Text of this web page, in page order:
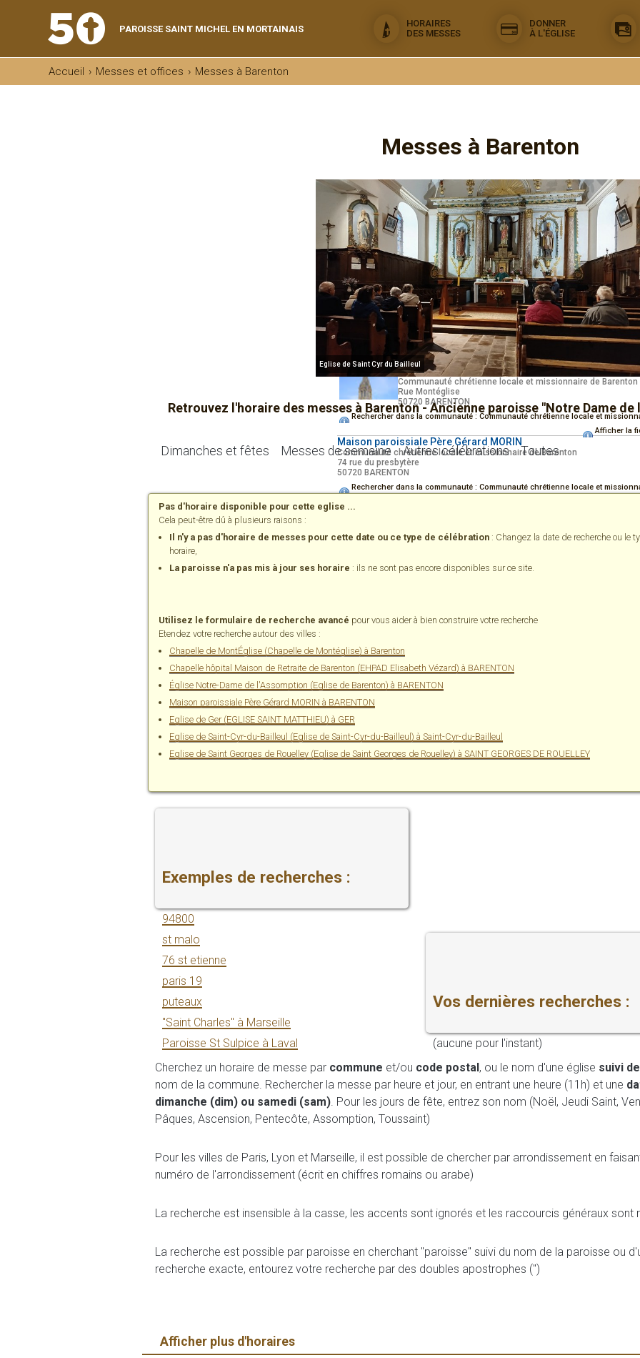
navigation
PAROISSE SAINT MICHEL EN MORTAINAIS
HORAIRES
DES MESSES
DONNER
À L'ÉGLISE
Accueil › Messes et offices › Messes à Barenton
Messes à Barenton
Eglise de Saint Cyr du Bailleul
Retrouvez l'horaire des messes à Barenton - Ancienne paroisse "Notre Dame
Dimanches et fêtes Messes de semaine Autres célébrations Toutes
Pas d'horaire disponible pour cette eglise ...
Cela peut-être dû à plusieurs raisons :
Il n'y a pas d'horaire de messes pour cette date ou ce type de célébration : Changez la date de recherche ou le
horaire,
La paroisse n'a pas mis à jour ses horaire : ils ne sont pas encore disponibles sur ce site.
Utilisez le formulaire de recherche avancé pour vous aider à bien construire votre recherche
Etendez votre recherche autour des villes :
Chapelle de MontÉglise (Chapelle de Montéglise) à Barenton
Chapelle hôpital Maison de Retraite de Barenton (EHPAD Elisabeth Vézard) à BARENTON
Église Notre-Dame de l'Assomption (Eglise de Barenton) à BARENTON
Maison paroissiale Père Gérard MORIN à BARENTON
Eglise de Ger (EGLISE SAINT MATTHIEU) à GER
Eglise de Saint-Cyr-du-Bailleul (Eglise de Saint-Cyr-du-Bailleul) à Saint-Cyr-du-Bailleul
Eglise de Saint Georges de Rouelley (Eglise de Saint Georges de Rouelley) à SAINT GEORGES DE ROUELLEY
Exemples de recherches :
94800
st malo
76 st etienne
paris 19
puteaux
"Saint Charles" à Marseille
Paroisse St Sulpice à Laval
Vos dernières recherches :
(aucune pour l'instant)
Cherchez un horaire de messe par commune et/ou code postal, ou le nom d'une église suivi
nom de la commune. Rechercher la messe par heure et jour, en entrant une heure (11h) et une
dimanche (dim) ou samedi (sam) . Pour les jours de fête, entrez son nom (Noël, Jeudi Saint,
Pâques, Ascension, Pentecôte, Assomption, Toussaint)
Pour les villes de Paris, Lyon et Marseille, il est possible de chercher par arrondissement en
numéro de l'arrondissement (écrit en chiffres romains ou arabe)
La recherche est insensible à la casse, les accents sont ignorés et les raccourcis généraux sont
La recherche est possible par paroisse en cherchant "paroisse" suivi du nom de la paroisse ou
recherche exacte, entourez votre recherche par des doubles apostrophes (")
Afficher plus d'horaires
Lancez une recherche autour :
Chapelle de MontÉglise (Chapelle de Montéglise)
Communauté chrétienne locale et missionnaire de Barenton
377 rue de Montéglise
50720 Barenton
Rechercher dans la communauté : Communauté chrétienne locale et
Afficher la
Chapelle hôpital Maison de Retraite de
Barenton (EHPAD Elisabeth Vézard)
Communauté chrétienne locale et missionnaire de Barenton
162 rue de montéglise
50720 BARENTON
Rechercher dans la communauté : Communauté chrétienne locale et
Afficher la
Église Notre-Dame de l'Assomption
(Eglise de Barenton)
Communauté chrétienne locale et missionnaire de Barenton
Rue Montéglise
50720 BARENTON
Rechercher dans la communauté : Communauté chrétienne locale et
Afficher la
Maison paroissiale Père Gérard MORIN
Communauté chrétienne locale et missionnaire de Barenton
74 rue du presbytère
50720 BARENTON
Rechercher dans la communauté : Communauté chrétienne locale et
Communauté chrétienne locale et missionnaire de Barenton
6 rue du parc de la motte
Rechercher dans la communauté : Communauté chrétienne locale et
Communauté chrétienne locale et missionnaire de Barenton
Rechercher dans la communauté : Communauté chrétienne locale et
Eglise de Saint Georges de Rouelley
(Eglise de Saint Georges de Rouelley)
Rechercher dans la communauté : Communauté chrétienne locale et